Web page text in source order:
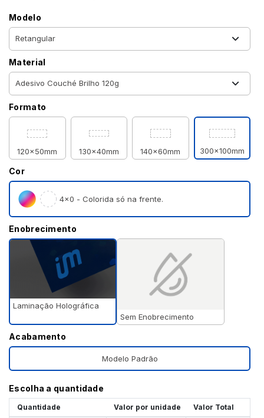
Modelo
Material
Formato
120x50mm 130x40mm 140x60mm 300x100mm
Cor
4×0 - Colorida só na frente.
Enobrecimento
Laminação Holográfica
Sem Enobrecimento
Acabamento
Modelo Padrão
Escolha a quantidade
Quantidade Valor por unidade Valor Total